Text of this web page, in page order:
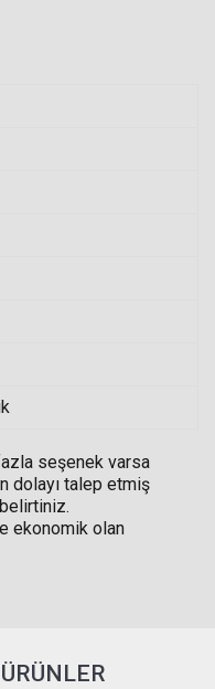
seşenek varsa
dolayı talep etmiş
ekonomik olan